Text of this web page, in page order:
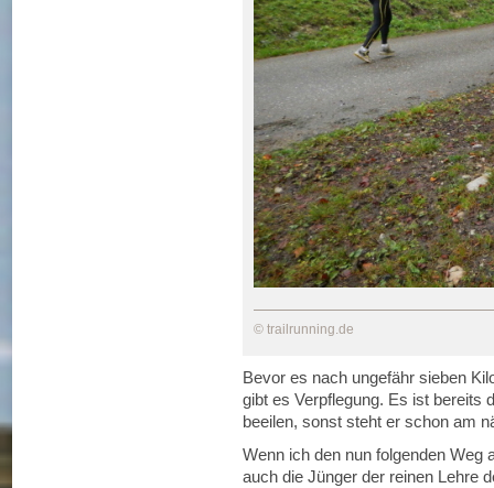
© trailrunning.de
Bevor es nach ungefähr sieben
gibt es Verpflegung. Es ist bereits
beeilen, sonst steht er schon am
Wenn ich den nun folgenden Weg
auch die Jünger der reinen Lehre